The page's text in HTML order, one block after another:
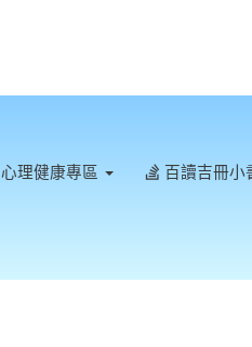
心理健康專區
百讀吉冊小